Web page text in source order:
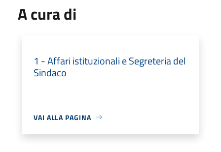
A cura di
1 - Affari istituzionali e Segreteria del
Sindaco
VAI ALLA PAGINA